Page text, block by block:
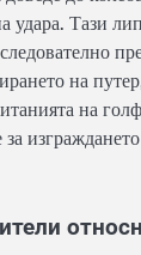
удара. Тази
на
на